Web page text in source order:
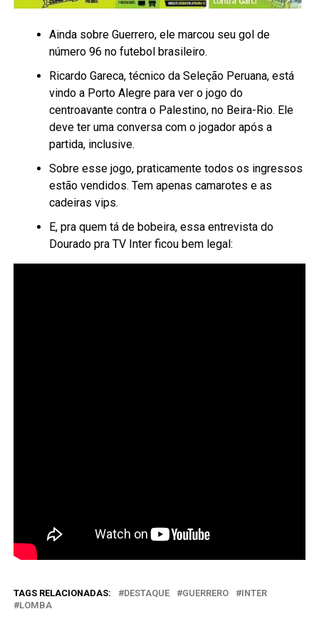
Ainda sobre Guerrero, ele marcou seu gol de
número 96 no futebol brasileiro.
Ricardo Gareca, técnico da Seleção Peruana, está
vindo a Porto Alegre para ver o jogo do
centroavante contra o Palestino, no Beira-Rio. Ele
deve ter uma conversa com o jogador após a
partida, inclusive.
Sobre esse jogo, praticamente todos os ingressos
estão vendidos. Tem apenas camarotes e as
cadeiras vips.
E, pra quem tá de bobeira, essa entrevista do
Dourado pra TV Inter ficou bem legal:
TAGS RELACIONADAS: DESTAQUE GUERRERO
INTER
LOMBA